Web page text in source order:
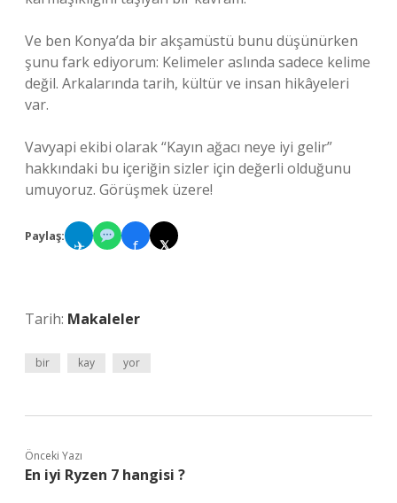
Ve ben Konya’da bir akşamüstü bunu düşünürken
şunu fark ediyorum: Kelimeler aslında sadece kelime
değil. Arkalarında tarih, kültür ve insan hikâyeleri
var.
Vavyapi ekibi olarak “Kayın ağacı neye iyi gelir”
hakkındaki bu içeriğin sizler için değerli olduğunu
umuyoruz. Görüşmek üzere!
Paylaş:
✈ f 𝕏
Tarih: Makaleler
bir kay yor
Önceki Yazı
En iyi Ryzen 7 hangisi ?